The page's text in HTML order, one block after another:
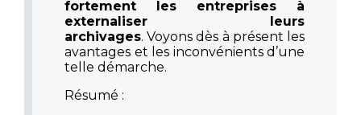
fortement les entreprises à
externaliser leurs
archivages. Voyons dès à présent les
avantages et les inconvénients d’une
telle démarche.
Résumé :